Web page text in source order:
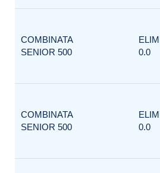
COMBINATA
SENIOR 500
0.0
COMBINATA
SENIOR 500
0.0